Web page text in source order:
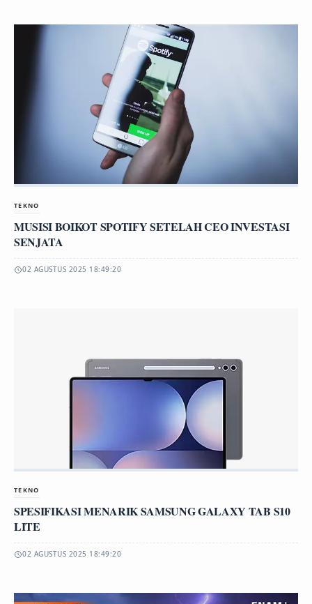
TEKNO
MUSISI BOIKOT SPOTIFY SETELAH CEO INVESTASI
SENJATA
02 AGUSTUS 2025 18:49:20
TEKNO
SPESIFIKASI MENARIK SAMSUNG GALAXY TAB S10
LITE
02 AGUSTUS 2025 18:49:20